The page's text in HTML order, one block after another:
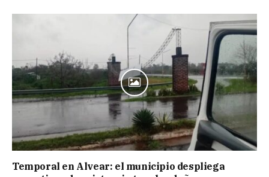
Temporal en Alvear: el municipio despliega